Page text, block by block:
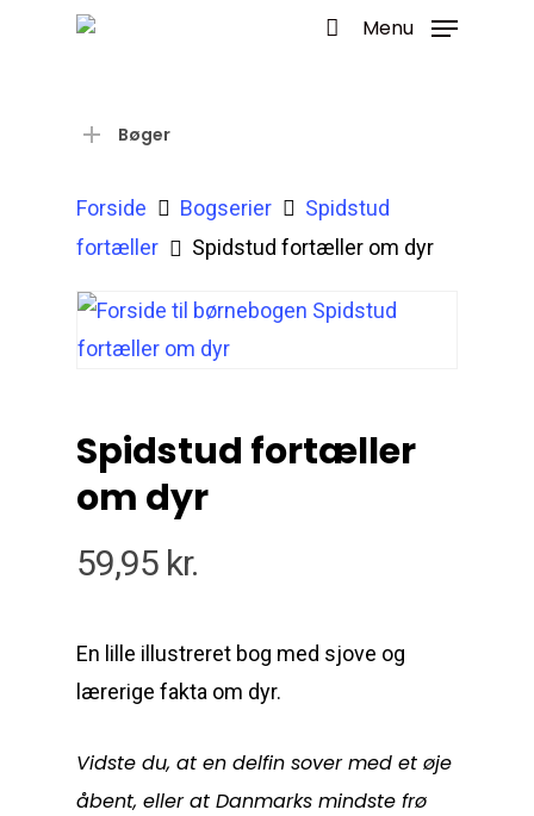
Menu
Bøger
Forside Bogserier
Spidstud
fortæller
Spidstud fortæller om dyr
Spidstud fortæller
om dyr
59,95 kr.
En lille illustreret bog med sjove og
lærerige fakta om dyr.
Vidste du, at en delfin sover med et øje
åbent, eller at Danmarks mindste frø